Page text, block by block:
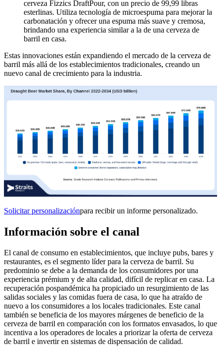
cerveza Fizzics DraftPour, con un precio de 99,99 libras
esterlinas. Utiliza tecnología de microespuma para mejorar la
carbonatación y ofrecer una espuma más suave y cremosa,
brindando una experiencia similar a la de una cerveza de
barril en casa.
Estas innovaciones están expandiendo el mercado de la cerveza de
barril más allá de los establecimientos tradicionales, creando un
nuevo canal de crecimiento para la industria.
Solicitar personalizaciónpara recibir un informe personalizado.
Información sobre el canal
El canal de consumo en establecimientos, que incluye pubs, bares y
restaurantes, es el segmento líder para la cerveza de barril. Su
predominio se debe a la demanda de los consumidores por una
experiencia prémium y de alta calidad, difícil de replicar en casa. La
recuperación pospandémica ha propiciado un resurgimiento de las
salidas sociales y las comidas fuera de casa, lo que ha atraído de
nuevo a los consumidores a los locales tradicionales. Este canal
también se beneficia de los mayores márgenes de beneficio de la
cerveza de barril en comparación con los formatos envasados, lo que
incentiva a los operadores de locales a priorizar la oferta de cerveza
de barril e invertir en sistemas de dispensación de calidad.